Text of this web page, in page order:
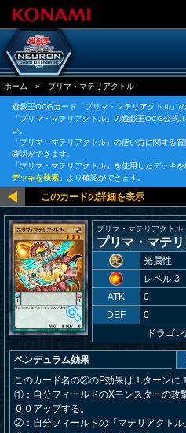
ホーム » プリマ・マテリアクトル
遊戯王OCGカード「プリマ・マテリアクトル」
「プリマ・マテリアクトル」の遊戯王OCG公式
い。
「プリマ・マテリアクトル」の使い方に関する
確認ができます。
「プリマ・マテリアクトル」を使用したデッキ
デッキを検索 」より確認ができます。
プリマ・マテリアクトル
プリマ・マテ
光属性
レベル 3
ATK
0
DEF
0
ドラゴ
ペンデュラム効果
このカード名の②のP効果は１ターンに
①：自分フィールドのXモンスターの攻
００アップする。
②：自分フィールドの「マテリアクト